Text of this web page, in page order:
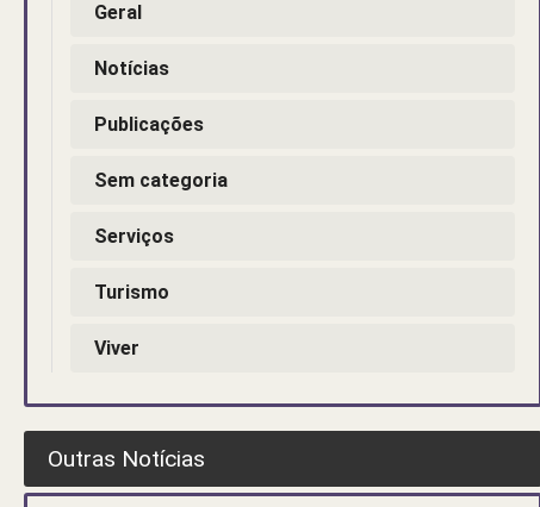
Geral
Notícias
Publicações
Sem categoria
Serviços
Turismo
Viver
Outras Notícias